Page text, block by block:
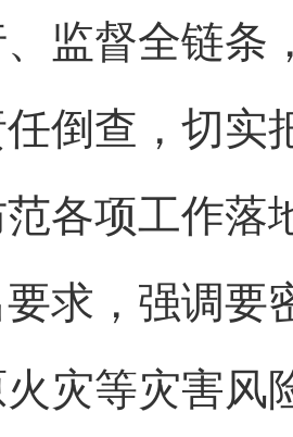
监督全链条
倒查，切实
各项工作落
求，强调要
灾等灾害风